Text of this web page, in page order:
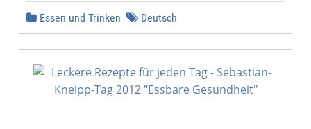
Essen und Trinken Deutsch